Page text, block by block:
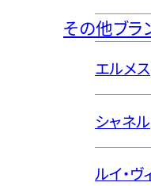
その他ブラ
エルメス
シャネル
ルイ・ヴ